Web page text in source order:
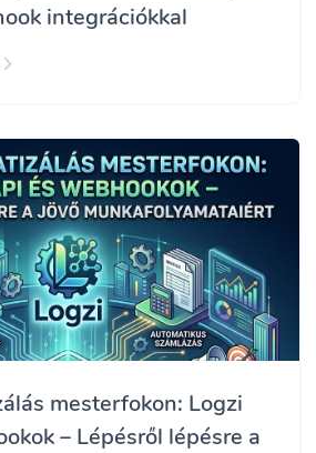
integrációkkal
mesterfokon: Logzi
– Lépésről lépésre a